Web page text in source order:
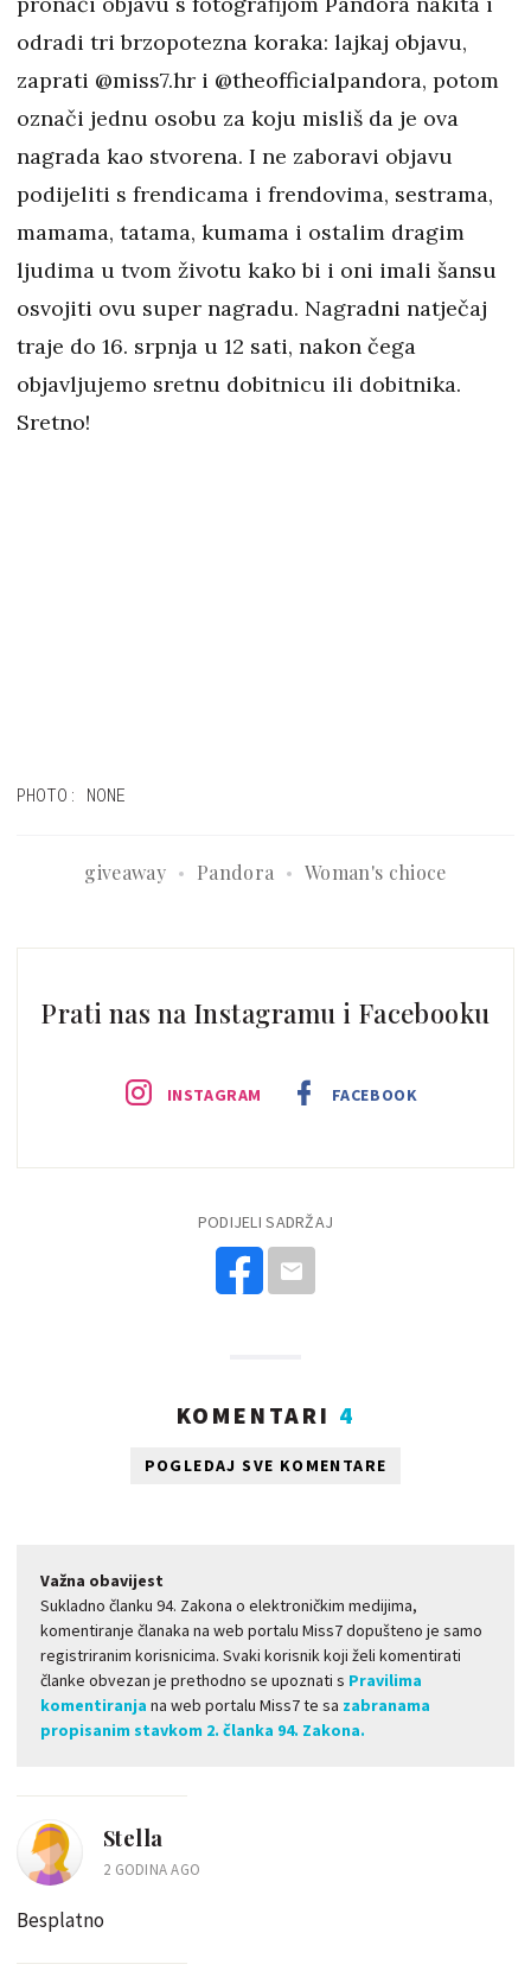
odradi tri brzopotezna koraka: lajkaj objavu,
zaprati @miss7.hr i @theofficialpandora, potom
označi jednu osobu za koju misliš da je ova
nagrada kao stvorena. I ne zaboravi objavu
podijeliti s frendicama i frendovima, sestrama,
mamama, tatama, kumama i ostalim dragim
ljudima u tvom životu kako bi i oni imali šansu
osvojiti ovu super nagradu. Nagradni natječaj
traje do 16. srpnja u 12 sati, nakon čega
objavljujemo sretnu dobitnicu ili dobitnika.
Sretno!
PHOTO: NONE
giveaway Pandora Woman's chioce
Prati nas na Instagramu i Facebooku
INSTAGRAM FACEBOOK
PODIJELI SADRŽAJ
KOMENTARI 4
POGLEDAJ SVE KOMENTARE
Važna obavijest
Sukladno članku 94. Zakona o elektroničkim medijima,
komentiranje članaka na web portalu Miss7 dopušteno je samo
registriranim korisnicima. Svaki korisnik koji želi komentirati
članke obvezan je prethodno se upoznati s Pravilima
komentiranja na web portalu Miss7 te sa zabranama
propisanim stavkom 2. članka 94. Zakona.
Stella
2 GODINA AGO
Besplatno